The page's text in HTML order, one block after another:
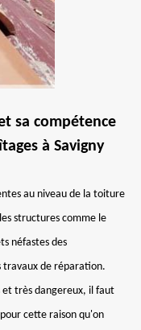
sa compétence
à Savigny
au niveau de la toiture
structures comme le
néfastes des
travaux de réparation.
et très dangereux, il faut
cette raison qu'on